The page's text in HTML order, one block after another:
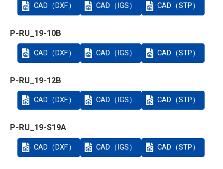
CAD（DXF） CAD（IGS） CAD（STP）
P-RU_19-10B
CAD（DXF） CAD（IGS） CAD（STP）
P-RU_19-12B
CAD（DXF） CAD（IGS） CAD（STP）
P-RU_19-S19A
CAD（DXF） CAD（IGS） CAD（STP）